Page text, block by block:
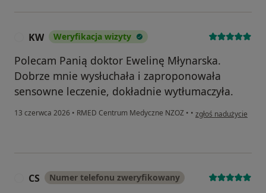
KW Weryfikacja wizyty
Polecam Panią doktor Ewelinę Młynarska.
Dobrze mnie wysłuchała i zaproponowała
sensowne leczenie, dokładnie wytłumaczyła.
13 czerwca 2026 • RMED Centrum Medyczne NZOZ • • w opinii użytkownika
zgłoś nadużycie
CS Numer telefonu zweryfikowany